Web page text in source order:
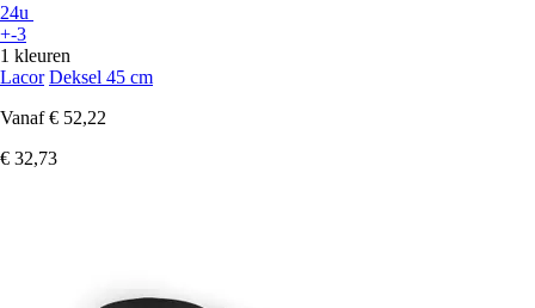
24u
+-3
1 kleuren
Lacor Deksel 45 cm
Vanaf € 52,22
€ 32,73